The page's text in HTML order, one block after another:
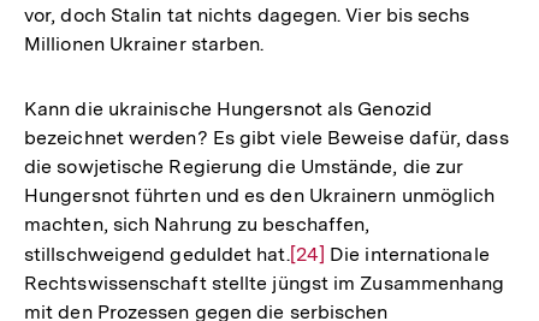
der
vor, doch Stalin tat nichts dagegen. Vier bis sechs
Millionen Ukrainer starben.
Kann die ukrainische Hungersnot als Genozid
bezeichnet werden? Es gibt viele Beweise dafür, dass
die sowjetische Regierung die Umstände, die zur
Hungersnot führten und es den Ukrainern unmöglich
machten, sich Nahrung zu beschaffen,
stillschweigend geduldet hat.Zur
Auflösung
der
[24] Die internationale
Rechtswissenschaft stellte jüngst im Zusammenhang
mit den Prozessen gegen die serbischen